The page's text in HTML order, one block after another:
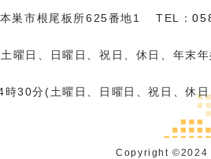
巣市根尾板所625番地1 TEL：
日、日曜日、祝日、休日、年末
30分(土曜日、日曜日、祝日、休日
Copyright ©️2024